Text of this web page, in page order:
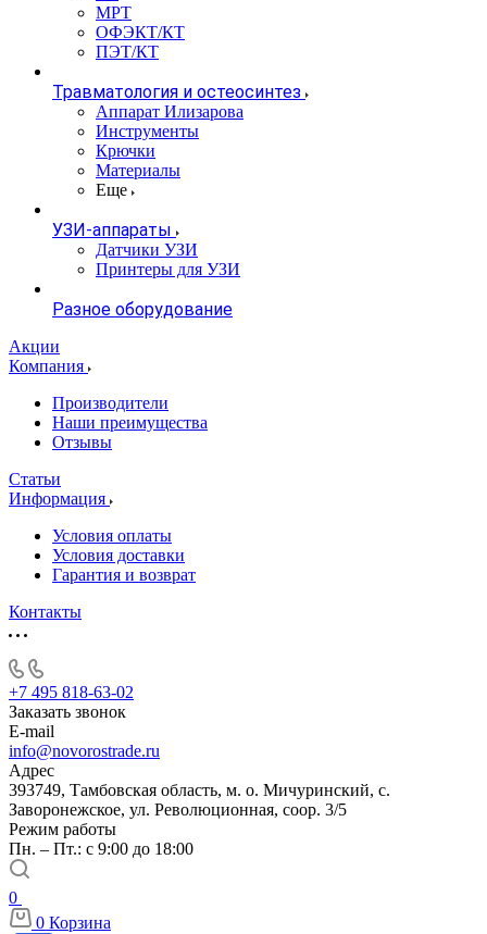
МРТ
ОФЭКТ/КТ
ПЭТ/КТ
Травматология и остеосинтез
Аппарат Илизарова
Инструменты
Крючки
Материалы
Еще
УЗИ-аппараты
Датчики УЗИ
Принтеры для УЗИ
Разное оборудование
Акции
Компания
Производители
Наши преимущества
Отзывы
Статьи
Информация
Условия оплаты
Условия доставки
Гарантия и возврат
Контакты
+7 495 818-63-02
Заказать звонок
E-mail
info@novorostrade.ru
Адрес
393749, Тамбовская область, м. о. Мичуринский, с.
Заворонежское, ул. Революционная, соор. 3/5
Режим работы
Пн. – Пт.: с 9:00 до 18:00
0
0 Корзина